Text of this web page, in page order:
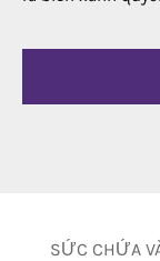
SỨC CHỨA